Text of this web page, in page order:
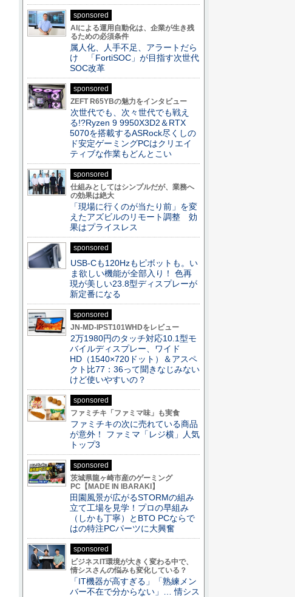
sponsored
AIによる運用自動化は、企業が生き残
るための必須条件
属人化、人手不足、アラートだら
け 「FortiSOC」が目指す次世代
SOC改革
sponsored
ZEFT R65YBの魅力をインタビュー
次世代でも、次々世代でも戦え
る!?Ryzen 9 9950X3D2＆RTX
5070を搭載するASRock尽くしの
ド安定ゲーミングPCはクリエイ
ティブな作業もどんとこい
sponsored
仕組みとしてはシンプルだが、業務へ
の効果は絶大
「現場に行くのが当たり前」を変
えたアズビルのリモート調整 効
果はプライスレス
sponsored
USB-Cも120Hzもピボットも。い
ま欲しい機能が全部入り！ 色再
現が美しい23.8型ディスプレーが
新定番になる
sponsored
JN-MD-IPST101WHDをレビュー
2万1980円のタッチ対応10.1型モ
バイルディスプレー、ワイド
HD（1540×720ドット）＆アスペ
クト比77：36って聞きなじみない
けど使いやすいの？
sponsored
ファミチキ「ファミマ味」も実食
ファミチキの次に売れている商品
が意外！ ファミマ「レジ横」人気
トップ3
sponsored
茨城県龍ヶ崎市産のゲーミング
PC【MADE IN IBARAKI】
田園風景が広がるSTORMの組み
立て工場を見学！プロの早組み
（しかも丁寧）とBTO PCならで
はの特注PCパーツに大興奮
sponsored
ビジネスIT環境が大きく変わる中で、
情シスさんの悩みも変化している？
「IT機器が高すぎる」「熟練メン
バー不在で分からない」… 情シス